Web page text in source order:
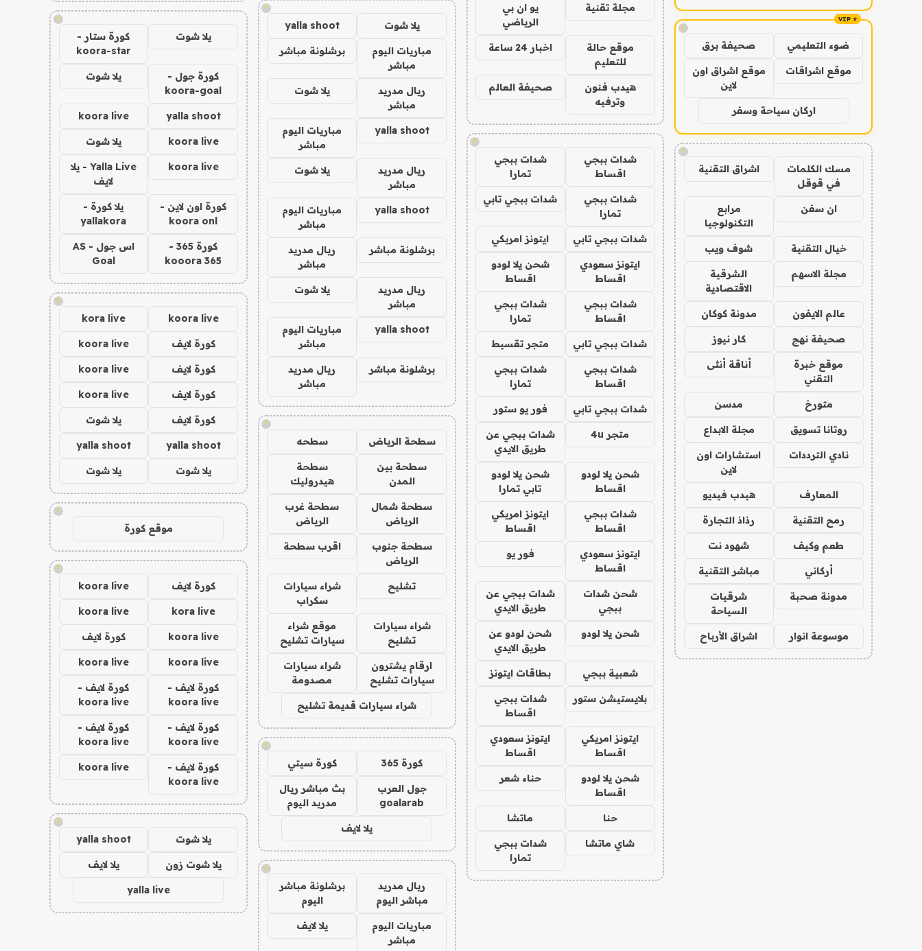
!
ضوء التعليمي صحيفة برق
موقع اشراقات
موقع اشراق اون
لاين
اركان سياحة وسفر
!
مسك الكلمات
في قوقل
اشراق التقنية
ان سفن
مرابع
التكنولوجيا
خيال التقنية شوف ويب
مجلة الاسهم
الشرقية
الاقتصادية
عالم الايفون مدونة كوكان
صحيفة نهج كار نيوز
موقع خبرة
التقني
أناقة أنثى
متورخ مدسن
روتانا تسويق مجلة الابداع
نادي الترددات
استشارات اون
لاين
المعارف هيدب فيديو
رمح التقنية رذاذ التجارة
طعم وكيف شهود نت
أركاني مباشر التقنية
مدونة صحبة
شرقيات
السياحة
موسوعة انوار اشراق الأرباح
مجلة تقنية
يو ان بي
الرياضي
موقع حالة
للتعليم
اخبار 24 ساعة
هيدب فنون
وترفيه
صحيفة العالم
!
شدات ببجي
اقساط
شدات ببجي
تمارا
شدات ببجي
تمارا
شدات ببجي تابي
شدات ببجي تابي ايتونز امريكي
ايتونز سعودي
اقساط
شحن يلا لودو
اقساط
شدات ببجي
اقساط
شدات ببجي
تمارا
شدات ببجي تابي متجر تقسيط
شدات ببجي
اقساط
شدات ببجي
تمارا
شدات ببجي تابي فور يو ستور
متجر 4u
شدات ببجي عن
طريق الايدي
شحن يلا لودو
اقساط
شحن يلا لودو
تابي تمارا
شدات ببجي
اقساط
ايتونز امريكي
اقساط
ايتونز سعودي
اقساط
فور يو
شحن شدات
ببجي
شدات ببجي عن
طريق الايدي
شحن يلا لودو
شحن لودو عن
طريق الايدي
شعبية ببجي بطاقات ايتونز
بلايستيشن ستور
شدات ببجي
اقساط
ايتونز امريكي
اقساط
ايتونز سعودي
اقساط
شحن يلا لودو
اقساط
حناء شعر
حنا ماتشا
شاي ماتشا
شدات ببجي
تمارا
!
يلا شوت yalla shoot
مباريات اليوم
مباشر
برشلونة مباشر
ريال مدريد
مباشر
يلا شوت
yalla shoot
مباريات اليوم
مباشر
ريال مدريد
مباشر
يلا شوت
yalla shoot
مباريات اليوم
مباشر
برشلونة مباشر
ريال مدريد
مباشر
ريال مدريد
مباشر
يلا شوت
yalla shoot
مباريات اليوم
مباشر
برشلونة مباشر
ريال مدريد
مباشر
!
سطحة الرياض سطحه
سطحة بين
المدن
سطحة
هيدروليك
سطحة شمال
الرياض
سطحة غرب
الرياض
سطحة جنوب
الرياض
اقرب سطحة
تشليح
شراء سيارات
سكراب
شراء سيارات
تشليح
موقع شراء
سيارات تشليح
ارقام يشترون
سيارات تشليح
شراء سيارات
مصدومة
شراء سيارات قديمة تشليح
!
كورة 365 كورة سيتي
جول العرب
goalarab
بث مباشر ريال
مدريد اليوم
يلا لايف
!
ريال مدريد
مباشر اليوم
برشلونة مباشر
اليوم
مباريات اليوم
مباشر
يلا لايف
!
يلا شوت
كورة ستار -
koora-star
كورة جول -
koora-goal
يلا شوت
yalla shoot
koora live
koora live يلا شوت
koora live
Yalla Live - يلا
لايف
كورة اون لاين -
koora onl
يلا كورة -
yallakora
كورة 365 -
kooora 365
اس جول - AS
Goal
!
koora live
kora live
كورة لايف koora live
كورة لايف koora live
كورة لايف koora live
كورة لايف يلا شوت
yalla shoot
yalla shoot
يلا شوت يلا شوت
!
موقع كورة
!
كورة لايف koora live
kora live
koora live
koora live كورة لايف
koora live
koora live
كورة لايف -
koora live
كورة لايف -
koora live
كورة لايف -
koora live
كورة لايف -
koora live
كورة لايف -
koora live
koora live
!
يلا شوت yalla shoot
يلا شوت زون يلا لايف
yalla live